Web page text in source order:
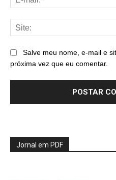
Salve meu nome, e-mail e
próxima vez que eu comentar.
Jornal em PDF